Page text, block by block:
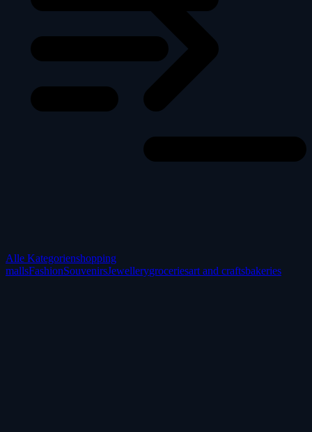
Alle Kategorienshopping
mallsFashionSouvenirsJewellerygroceriesart and craftsbakeries